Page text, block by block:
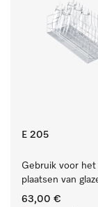
E 205
Gebruik voor het
plaatsen van
63,00 €